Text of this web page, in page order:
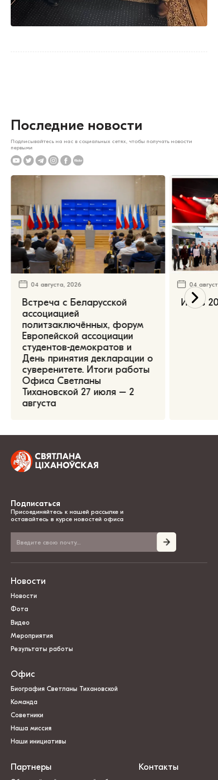
Последние новости
Подписывайтесь на нас в социальных сетях, чтобы получать новости
первыми
04 августа, 2026
Встреча с Беларусской
ассоциацией
политзаключённых, форум
Европейской ассоциации
студентов-демократов и
День принятия декларации о
суверенитете. Итоги работы
Офиса Светланы
Тихановской 27 июля – 2
августа
04
Июль
Подписаться
Присоединяйтесь к нашей рассылке и
оставайтесь в курсе новостей офиса
Новости
Новости
Фота
Видео
Мероприятия
Результаты работы
Офис
Биография Светланы Тихановской
Команда
Советники
Наша миссия
Наши инициативы
Партнеры Контакты